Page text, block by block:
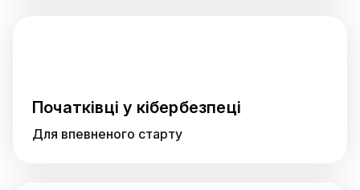
Початківці у кібербезпеці
Для впевненого старту